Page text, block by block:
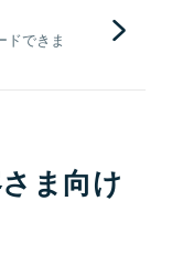
ドできま
ま向け